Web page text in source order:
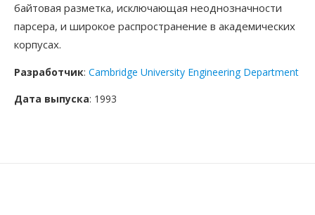
байтовая разметка, исключающая неоднозначности
парсера, и широкое распространение в академических
корпусах.
Разработчик: Cambridge University Engineering Department
Дата выпуска: 1993